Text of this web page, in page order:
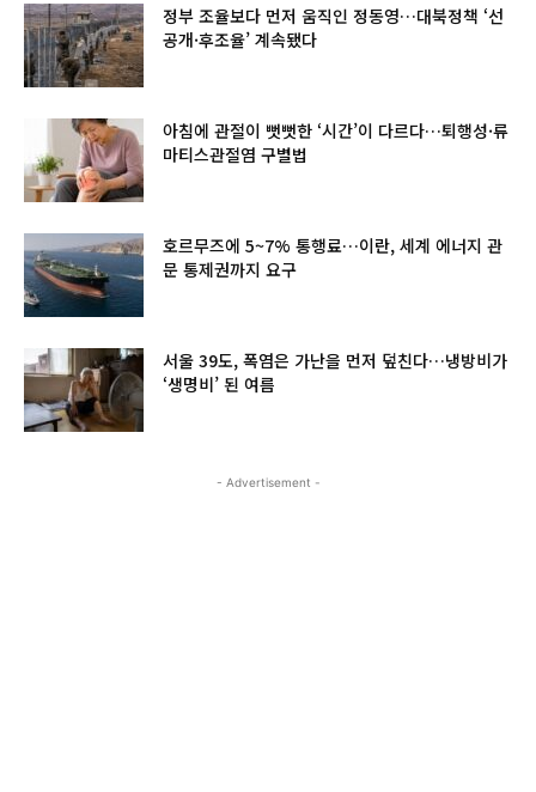
정부 조율보다 먼저 움직인 정동영…대북정책 ‘선
공개·후조율’ 계속됐다
아침에 관절이 뻣뻣한 ‘시간’이 다르다…퇴행성·류
마티스관절염 구별법
호르무즈에 5~7% 통행료…이란, 세계 에너지 관
문 통제권까지 요구
서울 39도, 폭염은 가난을 먼저 덮친다…냉방비가
‘생명비’ 된 여름
- Advertisement -